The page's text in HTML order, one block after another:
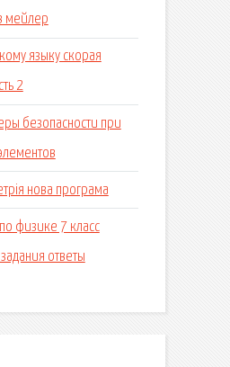
мейлер
языку скорая
2
безопасности при
нова програма
физике 7 класс
ответы